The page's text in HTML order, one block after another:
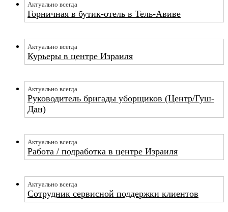
Актуально всегда
Горничная в бутик-отель в Тель-Авиве
Актуально всегда
Курьеры в центре Израиля
Актуально всегда
Руководитель бригады уборщиков (Центр/Гуш-
Дан)
Актуально всегда
Работа / подработка в центре Израиля
Актуально всегда
Сотрудник сервисной поддержки клиентов